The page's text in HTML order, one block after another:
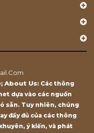
; About Us: Các thông
dựa vào các nguồn
sẵn. Tuy nhiên, chúng
đầy đủ của các thông
ý kiến, và phát